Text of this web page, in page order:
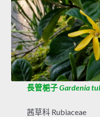
長管梔子Gardenia
茜草科 Rubiaceae